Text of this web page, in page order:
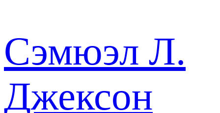
Сэмюэл Л.
Джексон